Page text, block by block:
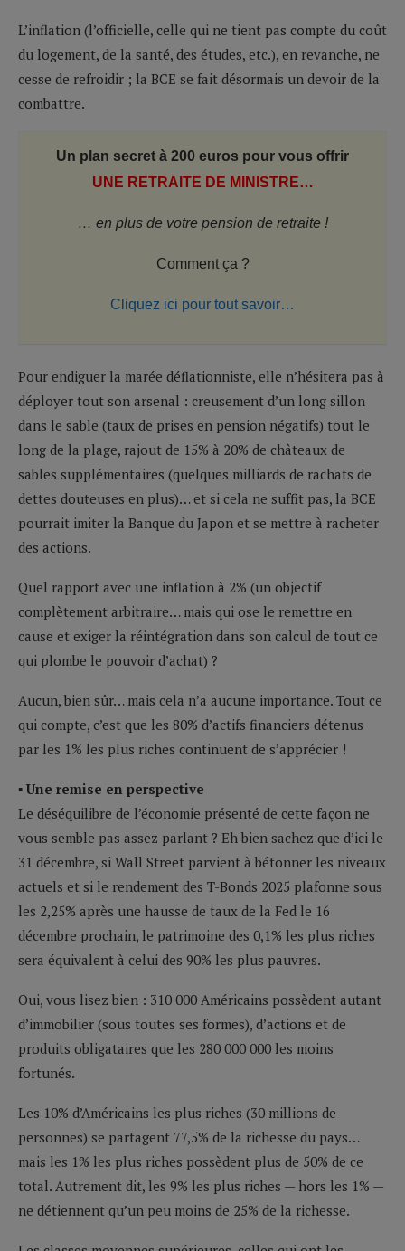
L’inflation (l’officielle, celle qui ne tient pas compte du coût
du logement, de la santé, des études, etc.), en revanche, ne
cesse de refroidir ; la BCE se fait désormais un devoir de la
combattre.
Un plan secret à 200 euros pour vous offrir
UNE RETRAITE DE MINISTRE…
… en plus de votre pension de retraite !
Comment ça ?
Cliquez ici pour tout savoir…
Pour endiguer la marée déflationniste, elle n’hésitera pas à
déployer tout son arsenal : creusement d’un long sillon
dans le sable (taux de prises en pension négatifs) tout le
long de la plage, rajout de 15% à 20% de châteaux de
sables supplémentaires (quelques milliards de rachats de
dettes douteuses en plus)… et si cela ne suffit pas, la BCE
pourrait imiter la Banque du Japon et se mettre à racheter
des actions.
Quel rapport avec une inflation à 2% (un objectif
complètement arbitraire… mais qui ose le remettre en
cause et exiger la réintégration dans son calcul de tout ce
qui plombe le pouvoir d’achat) ?
Aucun, bien sûr… mais cela n’a aucune importance. Tout ce
qui compte, c’est que les 80% d’actifs financiers détenus
par les 1% les plus riches continuent de s’apprécier !
▪ Une remise en perspective
Le déséquilibre de l’économie présenté de cette façon ne
vous semble pas assez parlant ? Eh bien sachez que d’ici le
31 décembre, si Wall Street parvient à bétonner les niveaux
actuels et si le rendement des T-Bonds 2025 plafonne sous
les 2,25% après une hausse de taux de la Fed le 16
décembre prochain, le patrimoine des 0,1% les plus riches
sera équivalent à celui des 90% les plus pauvres.
Oui, vous lisez bien : 310 000 Américains possèdent autant
d’immobilier (sous toutes ses formes), d’actions et de
produits obligataires que les 280 000 000 les moins
fortunés.
Les 10% d’Américains les plus riches (30 millions de
personnes) se partagent 77,5% de la richesse du pays…
mais les 1% les plus riches possèdent plus de 50% de ce
total. Autrement dit, les 9% les plus riches — hors les 1% —
ne détiennent qu’un peu moins de 25% de la richesse.